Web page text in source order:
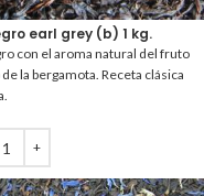
earl grey (b) 1 kg.
con el aroma natural del fruto
la bergamota. Receta clásica